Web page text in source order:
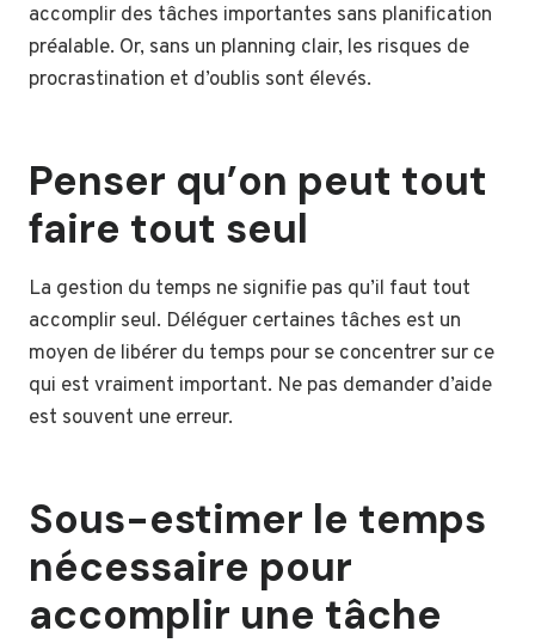
accomplir des tâches importantes sans planification
préalable. Or, sans un planning clair, les risques de
procrastination et d’oublis sont élevés.
Penser qu’on peut tout
faire tout seul
La gestion du temps ne signifie pas qu’il faut tout
accomplir seul. Déléguer certaines tâches est un
moyen de libérer du temps pour se concentrer sur ce
qui est vraiment important. Ne pas demander d’aide
est souvent une erreur.
Sous-estimer le temps
nécessaire pour
accomplir une tâche